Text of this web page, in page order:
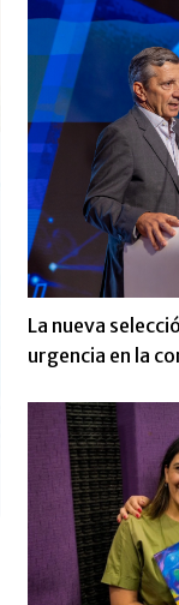
La nueva
urgencia en la